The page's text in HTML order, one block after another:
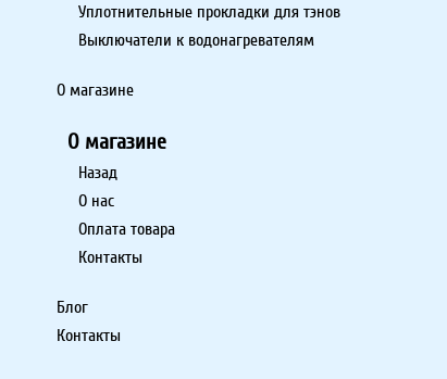
Уплотнительные прокладки для тэнов
Выключатели к водонагревателям
О магазине
О магазине
Назад
О нас
Оплата товара
Контакты
Блог
Контакты